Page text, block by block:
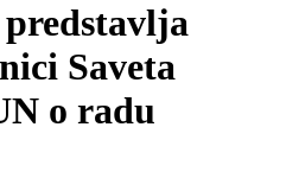
Saveta
o radu